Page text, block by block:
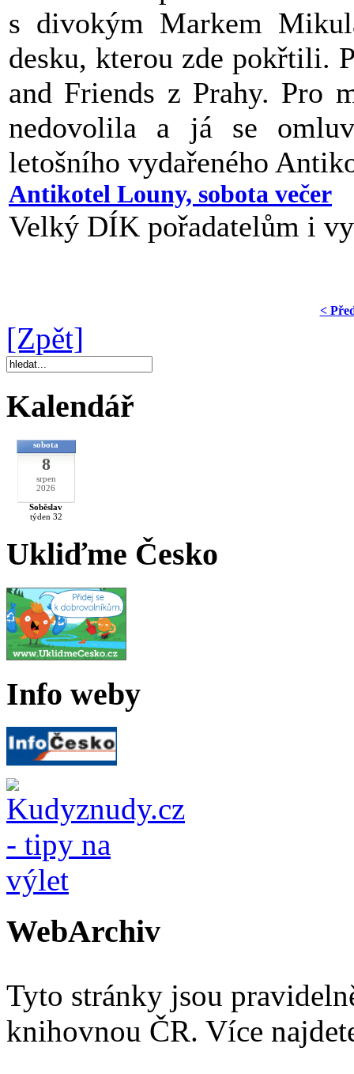
s divokým Markem
desku, kterou zde pokřtili.
and Friends z Prahy. Pro
nedovolila a já se
letošního vydařeného
Antikotel Louny, sobota večer
Velký DÍK pořadatelům i
<
[Zpět]
Kalendář
sobota
8
srpen
2026
Soběslav
týden 32
Ukliďme Česko
Info weby
WebArchiv
Tyto stránky jsou
knihovnou ČR. Více